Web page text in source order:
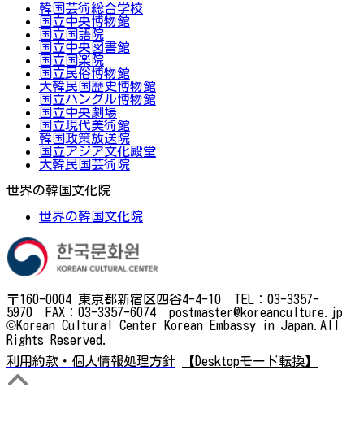
韓国芸術総合学校
国立中央博物館
国立国語院
国立中央図書館
国立国楽院
国立民俗博物館
大韓民国歴史博物館
国立ハングル博物館
国立中央劇場
国立現代美術館
韓国政策放送院
国立アジア文化殿堂
大韓民国芸術院
世界の韓国文化院
世界の韓国文化院
〒160-0004 東京都新宿区四谷4-4-10 TEL：03-3357-
5970 FAX：03-3357-6074 postmaster@koreanculture.jp
©Korean Cultural Center Korean Embassy in Japan.All
Rights Reserved.
利用約款・個人情報処理方針
【Desktopモード転換】